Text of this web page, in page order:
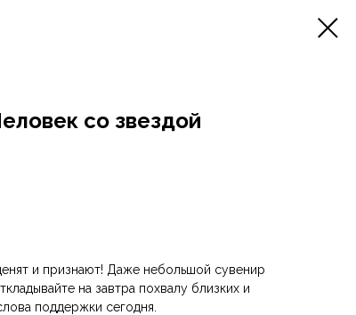
со звездой
и признают! Даже небольшой сувенир
на завтра похвалу близких и
поддержки сегодня.